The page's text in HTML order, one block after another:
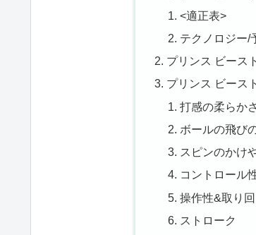
<適正表>
テクノロジー/
プリンス ビース
プリンス ビース
打感の柔らか
ボールの飛び
スピンのかけ
コントロール
操作性&取り
ストローク